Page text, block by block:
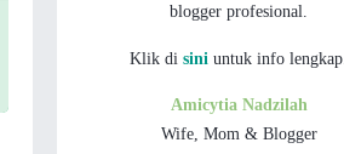
blogger profesional.
Klik di sini untuk info lengkap.
Amicytia Nadzilah
Wife, Mom & Blogger